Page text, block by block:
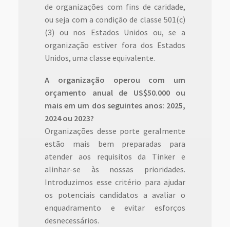
de organizações com fins de caridade,
ou seja com a condição de classe 501(c)
(3) ou nos Estados Unidos ou, se a
organização estiver fora dos Estados
Unidos, uma classe equivalente.
A organização operou com um
orçamento anual de US$50.000 ou
mais em um dos seguintes anos: 2025,
2024 ou 2023?
Organizações desse porte geralmente
estão mais bem preparadas para
atender aos requisitos da Tinker e
alinhar-se às nossas prioridades.
Introduzimos esse critério para ajudar
os potenciais candidatos a avaliar o
enquadramento e evitar esforços
desnecessários.